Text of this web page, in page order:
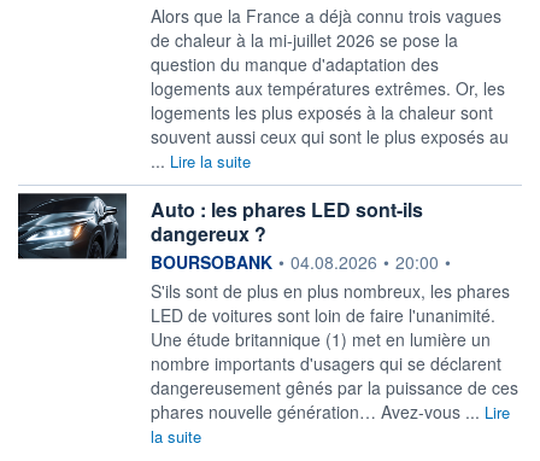
Alors que la France a déjà connu trois vagues
de chaleur à la mi-juillet 2026 se pose la
question du manque d'adaptation des
logements aux températures extrêmes. Or, les
logements les plus exposés à la chaleur sont
souvent aussi ceux qui sont le plus exposés au
... Lire la suite
Auto : les phares LED sont-ils
dangereux ?
information fournie par
BOURSOBANK • 04.08.2026 • 20:00 •
S'ils sont de plus en plus nombreux, les phares
LED de voitures sont loin de faire l'unanimité.
Une étude britannique (1) met en lumière un
nombre importants d'usagers qui se déclarent
dangereusement gênés par la puissance de ces
phares nouvelle génération… Avez-vous ... Lire
la suite